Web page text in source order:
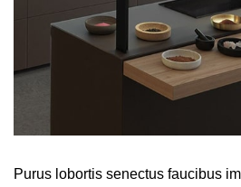
Purus lobortis senectus faucibus